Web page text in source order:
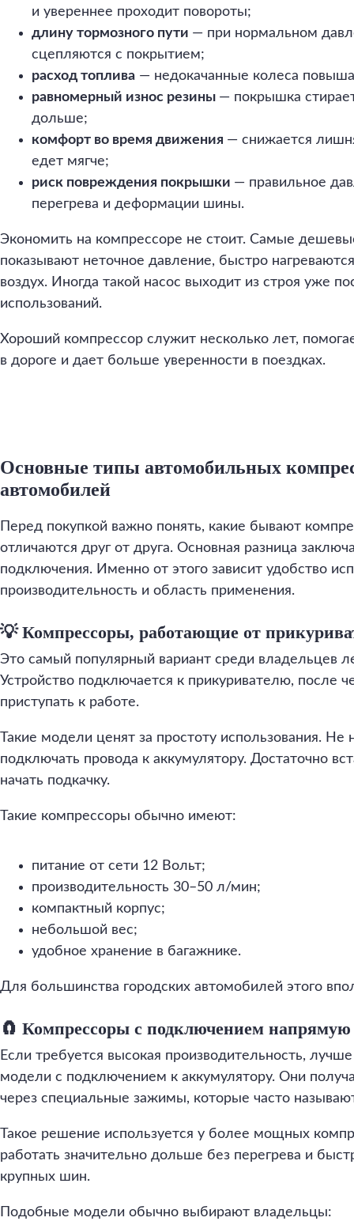
и увереннее проходит повороты;
длину тормозного пути — при нормальном
сцепляются с покрытием;
расход топлива — недокачанные колеса
равномерный износ резины — покрышка
дольше;
комфорт во время движения — снижается
едет мягче;
риск повреждения покрышки — правильное
перегрева и деформации шины.
Экономить на компрессоре не стоит. Самые
показывают неточное давление, быстро
воздух. Иногда такой насос выходит из строя уже
использований.
Хороший компрессор служит несколько лет,
в дороге и дает больше уверенности в поездках.
Основные типы автомобильных
автомобилей
Перед покупкой важно понять, какие бывают
отличаются друг от друга. Основная разница
подключения. Именно от этого зависит удобство
производительность и область применения.
💡 Компрессоры, работающие от
Это самый популярный вариант среди владельцев
Устройство подключается к прикуривателю, после
приступать к работе.
Такие модели ценят за простоту использования. Не
подключать провода к аккумулятору. Достаточно
начать подкачку.
Такие компрессоры обычно имеют:
питание от сети 12 Вольт;
производительность 30–50 л/мин;
компактный корпус;
небольшой вес;
удобное хранение в багажнике.
Для большинства городских автомобилей этого
🧲 Компрессоры с подключением
Если требуется высокая производительность,
модели с подключением к аккумулятору. Они
через специальные зажимы, которые часто
Такое решение используется у более мощных
работать значительно дольше без перегрева и
крупных шин.
Подобные модели обычно выбирают владельцы: